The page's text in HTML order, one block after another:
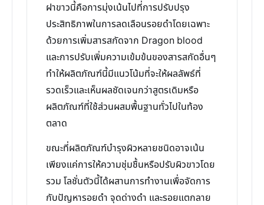
ฝาขาวนี้คือการมุ่งเน้นไปที่การปรับปรุง
ประสิทธิภาพในการลดเลือนรอยดำโดยเฉพาะ
ด้วยการเพิ่มสารสกัดจาก Dragon blood
และการปรับเพิ่มความเข้มข้นของสารสกัดอื่นๆ
ทำให้ผลิตภัณฑ์นี้มีแนวโน้มที่จะให้ผลลัพธ์ที่
รวดเร็วและเห็นผลชัดเจนกว่าสูตรเดิมหรือ
ผลิตภัณฑ์ที่ใช้ส่วนผสมพื้นฐานทั่วไปในท้อง
ตลาด
ขณะที่ผลิตภัณฑ์บำรุงผิวหลายชนิดอาจเน้น
เพียงแค่การให้ความชุ่มชื้นหรือปรับผิวขาวโดย
รวม โลชั่นตัวนี้ได้ผสานการทำงานเพื่อจัดการ
กับปัญหารอยดำ จุดด่างดำ และรอยแตกลาย